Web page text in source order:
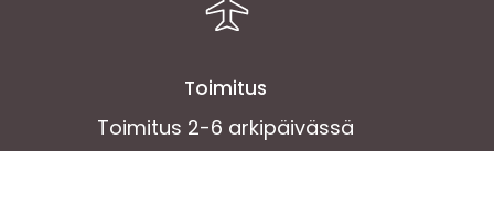
Toimitus
Toimitus 2-6 arkipäivässä